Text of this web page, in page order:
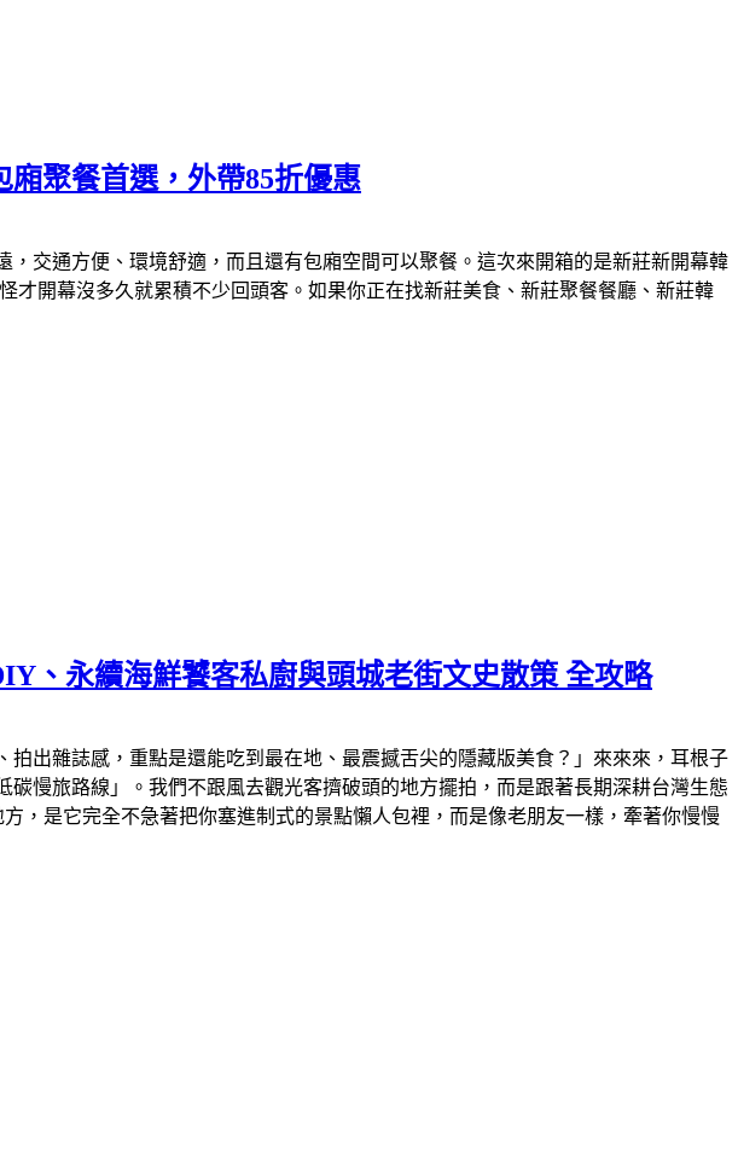
廂聚餐首選，外帶85折優惠
交通方便、環境舒適，而且還有包廂空間可以聚餐。這次來開箱的是新莊新開幕韓
開幕沒多久就累積不少回頭客。如果你正在找新莊美食、新莊聚餐餐廳、新莊韓
、永續海鮮饕客私廚與頭城老街文史散策 全攻略
出雜誌感，重點是還能吃到最在地、最震撼舌尖的隱藏版美食？」來來來，耳根子
慢旅路線」。我們不跟風去觀光客擠破頭的地方擺拍，而是跟著長期深耕台灣生態
，是它完全不急著把你塞進制式的景點懶人包裡，而是像老朋友一樣，牽著你慢慢